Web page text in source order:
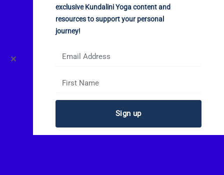
✕
exclusive Kundalini Yoga content and
resources to support your personal
journey!
Sign up